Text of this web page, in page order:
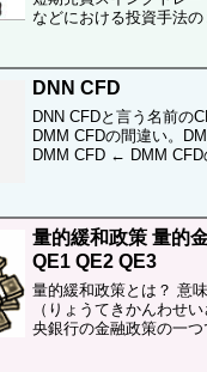
などにおける投資手法の
ートの様に上がり始め
めに売り利益を出します
DNN CFD
DNN CFDと言う名前の
DMM CFDの間違い。
DMM CFD ← DMM CFD
見かけます。間違う理...
量的緩和政策 量的
QE1 QE2 QE3
量的緩和政策とは？ 意
（りょうてきかんわせ
央銀行の金融政策の一